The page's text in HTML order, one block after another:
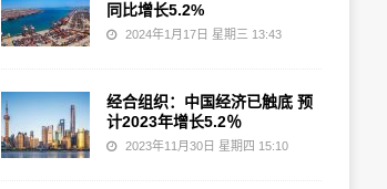
同比增长5.2%
2024年1月17日 星期三 13:43
经合组织：中国经济已触底 预
计2023年增长5.2％
2023年11月30日 星期四 15:10